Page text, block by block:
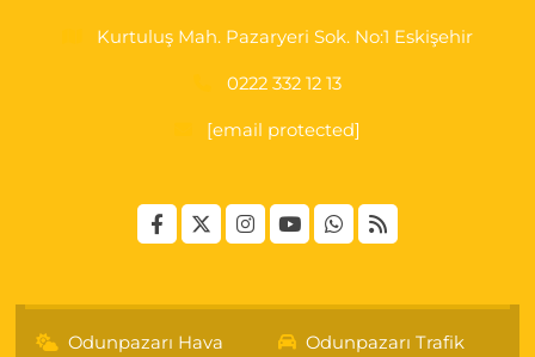
Kurtuluş Mah. Pazaryeri Sok. No:1 Eskişehir
0222 332 12 13
[email protected]
Odunpazarı Hava
Odunpazarı Trafik